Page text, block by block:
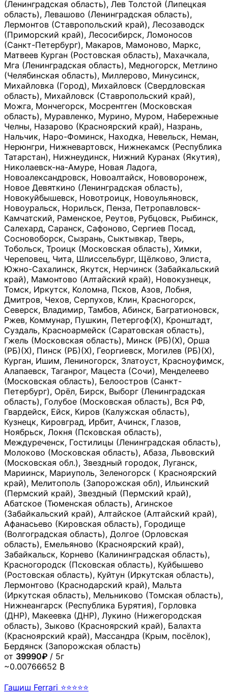
(Ленинградская область), Лев Толстой (Липецкая
область), Левашово (Ленинградская область),
Лермонтов (Ставропольский край), Лесозаводск
(Приморский край), Лесосибирск, Ломоносов
(Санкт-Петербург), Макаров, Мамоново, Маркс,
Матвеев Курган (Ростовская область), Махачкала,
Мга (Ленинградская область), Медногорск, Метлино
(Челябинская область), Миллерово, Минусинск,
Михайловка (Город), Михайловск (Свердловская
область), Михайловск (Ставропольский край),
Можга, Мончегорск, Мосрентген (Московская
область), Муравленко, Мурино, Муром, Набережные
Челны, Назарово (Красноярский край), Назрань,
Нальчик, Наро-Фоминск, Находка, Невельск, Неман,
Нерюнгри, Нижневартовск, Нижнекамск (Республика
Татарстан), Нижнеудинск, Нижний Куранах (Якутия),
Николаевск-на-Амуре, Новая Ладога,
Новоалександровск, Новоалтайск, Нововоронеж,
Новое Девяткино (Ленинградская область),
Новокуйбышевск, Новотроицк, Новоульяновск,
Новоуральск, Норильск, Пенза, Петропавловск-
Камчатский, Раменское, Реутов, Рубцовск, Рыбинск,
Салехард, Саранск, Сафоново, Сергиев Посад,
Сосновоборск, Сызрань, Сыктывкар, Тверь,
Тобольск, Троицк (Московская область), Химки,
Череповец, Чита, Шлиссельбург, Щёлково, Элиста,
Южно-Сахалинск, Якутск, Нерчинск (Забайкальский
край), Мамонтово (Алтайский край), Новокузнецк,
Томск, Иркутск, Коломна, Псков, Азов, Лобня,
Дмитров, Чехов, Серпухов, Клин, Красногорск,
Северск, Владимир, Тамбов, Абинск, Багратионовск,
Ржев, Коммунар, Пушкин, Петергоф(Х), Кронштадт,
Суздаль, Красноармейск (Саратовская область),
Гжель (Московская область), Минск (РБ)(Х), Орша
(РБ)(Х), Пинск (РБ)(Х), Георгиевск, Могилев (РБ)(Х),
Курган, Ишим, Лениногорск, Златоуст, Красноуфимск,
Алапаевск, Таганрог, Мацеста (Сочи), Менделеево
(Московская область), Белоостров (Санкт-
Петербург), Орёл, Бирск, Выборг (Ленинградская
область), Голубое (Московская область), Вся РФ,
Гвардейск, Ейск, Киров (Калужская область),
Кузнецк, Кировград, Ирбит, Ачинск, Глазов,
Ноябрьск, Локня (Псковская область),
Междуреченск, Гостилицы (Ленинградская область),
Молоково (Московская область), Абаза, Львовский
(Московская обл.), Звездный городок, Луганск,
Мариинск, Мариуполь, Зеленогорск ( Красноярский
край), Мелитополь (Запорожская обл), Ильинский
(Пермский край), Звездный (Пермский край),
Абатское (Тюменская область), Агинское
(Забайкальский край), Алтайское (Алтайский край),
Афанасьево (Кировская область), Городище
(Волгоградская область), Долгое (Орловская
область), Емельяново (Красноярский край),
Забайкальск, Корнево (Калининградская область),
Красногородск (Псковская область), Куйбышево
(Ростовская область), Куйтун (Иркутская область),
Лермонтово (Краснодарский край), Мальта
(Иркутская область), Мельниково (Томская область),
Нижнеангарск (Республика Бурятия), Горловка
(ДНР), Макеевка (ДНР), Лукино (Нижегородская
область), Зыково (Красноярский край), Балахта
(Красноярский край), Массандра (Крым, посёлок),
Бердянск (Запорожская область)
от 39990₽ / 5г
~0.00766652 ₿
Гашиш Ferrari ⭐⭐⭐⭐⭐